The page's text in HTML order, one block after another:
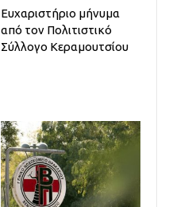
Ευχαριστήριο μήνυμα
από τον Πολιτιστικό
Σύλλογο Κεραμουτσίου